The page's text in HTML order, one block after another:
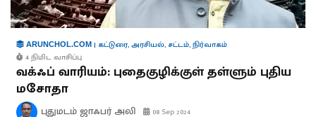
ARUNCHOL.COM | கட்டுரை,அரசியல், சட்டம்,நிர்வாகம்
4 நிமிட வாசிப்பு
வக்ஃப் வாரியம்: புதைகுழிக்குள் தள்ளும் புதிய
மசோதா
புதுமடம் ஜாஃபர் அலி 08 Sep 2024